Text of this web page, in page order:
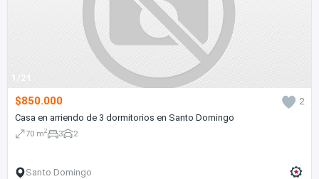
1/21
$850.000
2
Casa en arriendo de 3 dormitorios en Santo Domingo
70 m2 3 2
Santo Domingo